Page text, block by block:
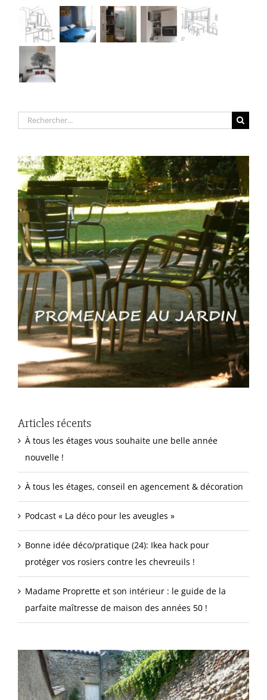
Rechercher:
Articles récents
À tous les étages vous souhaite une belle année
nouvelle !
À tous les étages, conseil en agencement & décoration
Podcast « La déco pour les aveugles »
Bonne idée déco/pratique (24): Ikea hack pour
protéger vos rosiers contre les chevreuils !
Madame Proprette et son intérieur : le guide de la
parfaite maîtresse de maison des années 50 !